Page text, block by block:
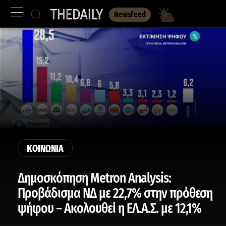
Newsfeed
ΚΟΙΝΩΝΙΑ
Δημοσκόπηση Metron Analysis:
Προβάδισμα ΝΔ με 22,7% στην πρόθεση
ψήφου – Ακολουθεί η ΕΛ.Α.Σ. με 12,1%